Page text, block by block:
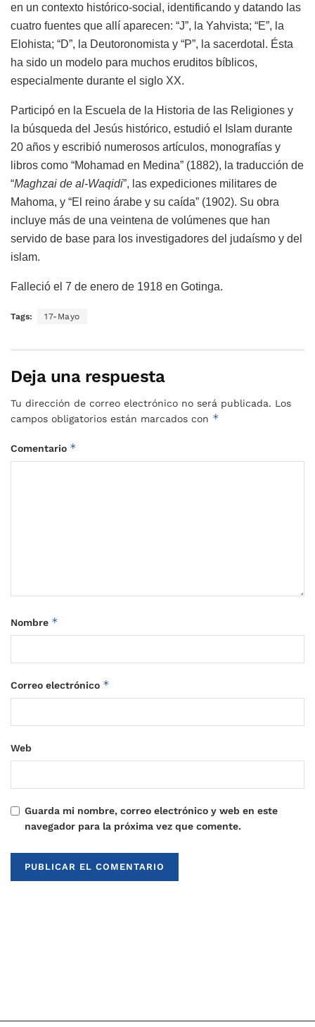
en un contexto histórico-social, identificando y datando las
cuatro fuentes que allí aparecen: “J”, la Yahvista; “E”, la
Elohista; “D”, la Deutoronomista y “P”, la sacerdotal. Ésta
ha sido un modelo para muchos eruditos bíblicos,
especialmente durante el siglo XX.
Participó en la Escuela de la Historia de las Religiones y
la búsqueda del Jesús histórico, estudió el Islam durante
20 años y escribió numerosos artículos, monografías y
libros como “Mohamad en Medina” (1882), la traducción de
“Maghzai de al-Waqidi”, las expediciones militares de
Mahoma, y “El reino árabe y su caída” (1902). Su obra
incluye más de una veintena de volúmenes que han
servido de base para los investigadores del judaísmo y del
islam.
Falleció el 7 de enero de 1918 en Gotinga.
Tags: 17-Mayo
Deja una respuesta
Tu dirección de correo electrónico no será publicada. Los
campos obligatorios están marcados con *
Comentario *
Nombre *
Correo electrónico *
Web
Guarda mi nombre, correo electrónico y web en este
navegador para la próxima vez que comente.